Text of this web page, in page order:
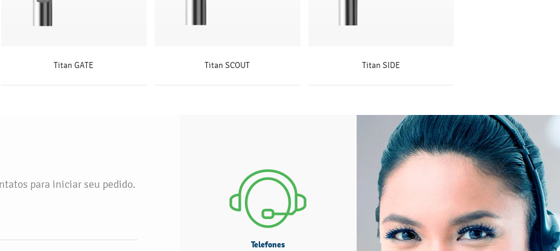
Titan GATE Titan SCOUT Titan SIDE
para iniciar seu pedido.
Telefones